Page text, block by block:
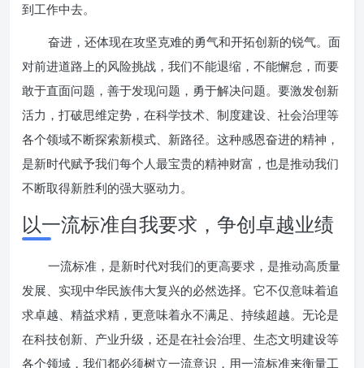
到工作中去。
奋进，还体现在攻坚克难的勇气和开拓创新的锐气。面
对前进道路上的风险挑战，我们不能退缩，不能懈怠，而要
敢于直面问题，善于发现问题，勇于解决问题。要激发创新
活力，打破思维定势，在科学技术、制度建设、社会治理等
各个领域不断探索新模式、新路径。这种感恩奋进的精神，
是新时代赋予我们每个人最宝贵的精神财富，也是推动我们
不断取得新胜利的强大驱动力。
以一流标准自我要求，争创卓越业绩
一流标准，是新时代对我们的更高要求，是推动高质量
发展、实现中华民族伟大复兴的必然选择。它不仅意味着追
求卓越、精益求精，更意味着永不满足、持续超越。无论是
在科技创新、产业升级，还是在社会治理、生态文明建设等
各个领域，我们都必须树立一流意识，用一流标准来衡量工